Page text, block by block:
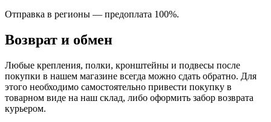
Отправка в регионы — предоплата 100%.
Возврат и обмен
Любые крепления, полки, кронштейны и подвесы после
покупки в нашем магазине всегда можно сдать обратно. Для
этого необходимо самостоятельно привести покупку в
товарном виде на наш склад, либо оформить забор возврата
курьером.